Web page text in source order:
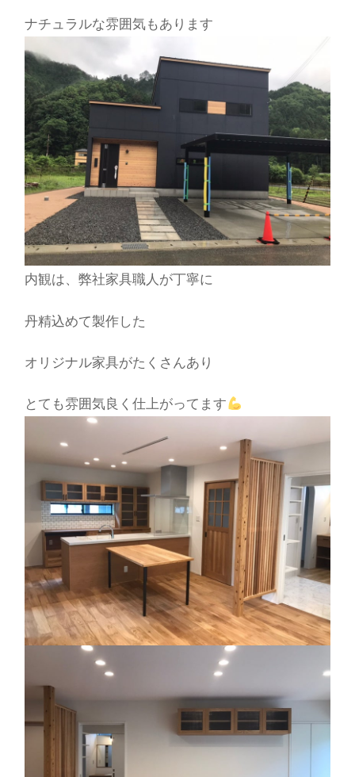
ナチュラルな雰囲気もあります
内観は、弊社家具職人が丁寧に
丹精込めて製作した
オリジナル家具がたくさんあり
とても雰囲気良く仕上がってます